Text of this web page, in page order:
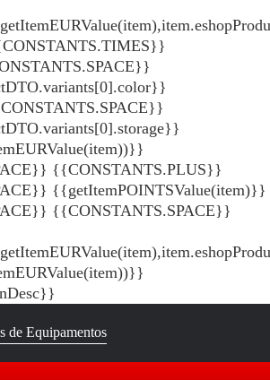
{{CONSTANTS.PLUS}}
{{getItemPOINTSValue(item)}}
{{CONSTANTS.SPACE}}
de Equipamentos